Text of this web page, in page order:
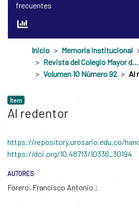
frecuentes
Inicio Memoria institucional
Revista del Colegio Mayor de Nuestra Señora del Rosario
Volumen 10 Número 92
Al
Ítem
Al redentor
https://repository.urosario.edu.co/
https://doi.org/10.48713/10336_30194
AUTORES
Forero, Francisco Antonio